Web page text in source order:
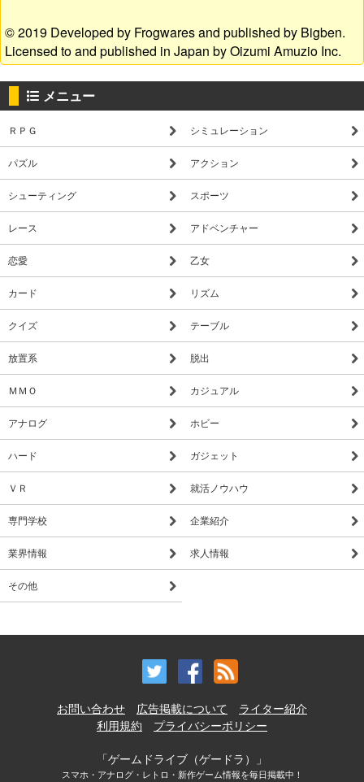
© 2019 Developed by Frogwares and published by Bigben.
Licensed to and published in Japan by Oizumi Amuzio Inc.
メニュー
ＲＰＧ シミュレーション
パズル アクション
シューティング スポーツ
レース アドベンチャー
恋愛 乙女
カード リズム
クイズ テーブル
放置系 脱出
ＭＭＯ カジュアル
アナログ ホビー
ハード ガジェット
ＶＲ 就活ノウハウ
専門学校 企業紹介
業界情報 求人情報
その他
お問い合わせ 広告掲載について
ライター紹介
利用規約
プライバシーポリシー
「ゲームドライブ（ゲードラ）」
スマホ・アナログ・レトロ・新作ゲーム情報を毎日掲載中！